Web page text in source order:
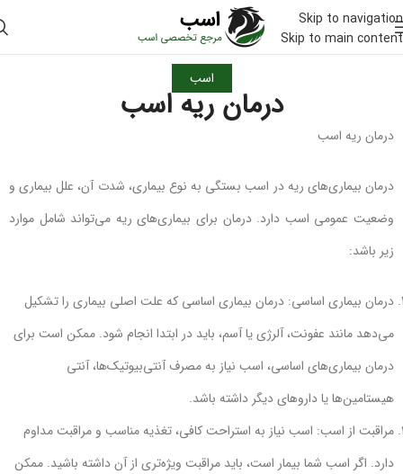
Skip to navigation
Skip to main content
اسب
درمان ریه اسب
درمان ریه اسب
درمان بیماری‌های ریه در اسب بستگی به نوع بیماری، شدت آن، علل بیماری و
وضعیت عمومی اسب دارد. درمان برای بیماری‌های ریه می‌تواند شامل موارد
زیر باشد:
درمان بیماری اساسی: درمان بیماری اساسی که علت اصلی بیماری را تشکیل
می‌دهد مانند عفونت، آلرژی یا آسم، باید در ابتدا انجام شود. ممکن است برای
درمان بیماری‌های اساسی، اسب نیاز به مصرف آنتی‌بیوتیک‌ها، آنتی
هیستامین‌ها یا داروهای دیگر داشته باشد.
مراقبت از اسب: اسب نیاز به استراحت کافی، تغذیه مناسب و مراقبت مداوم
دارد. اگر اسب شما بیمار است، باید مراقبت ویژه‌تری از آن داشته باشید. ممکن